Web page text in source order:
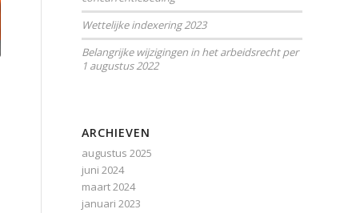
Wettelijke indexering 2023
Belangrijke wijzigingen in het arbeidsrecht per
1 augustus 2022
ARCHIEVEN
augustus 2025
juni 2024
maart 2024
januari 2023